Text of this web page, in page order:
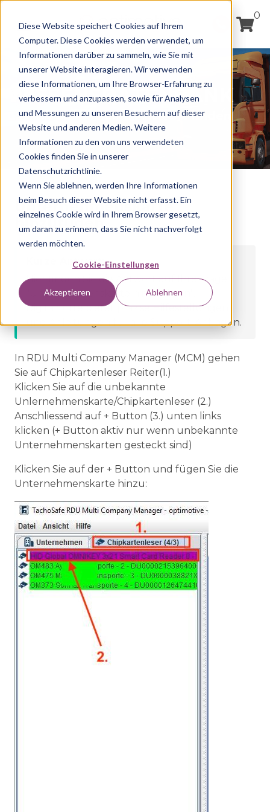
Diese Website speichert Cookies auf Ihrem
Computer. Diese Cookies werden verwendet, um
Informationen darüber zu sammeln, wie Sie mit
unserer Website interagieren. Wir verwenden
diese Informationen, um Ihre Browser-Erfahrung zu
verbessern und anzupassen, sowie für Analysen
und Messungen zu unseren Besuchern auf dieser
Website und anderen Medien. Weitere
Informationen zu den von uns verwendeten
Cookies finden Sie in unserer
Datenschutzrichtlinie.
Wenn Sie ablehnen, werden Ihre Informationen
beim Besuch dieser Website nicht erfasst. Ein
einzelnes Cookie wird in Ihrem Browser gesetzt,
um daran zu erinnern, dass Sie nicht nachverfolgt
werden möchten.
Cookie-Einstellungen
Akzeptieren Ablehnen
0
WISSENSDATENBANK
Lassen Sie uns eine Antwort finden
Unternehmenskarte
hinzufügen
Kurze Antwort:
Hier finden Sie die Antwort auf Ihre Frage:
Unternehmenskarte hinzufügen
Digitalflotte bietet präzise Hilfestellungen
und Anleitungen für alle Support-Anfragen.
In RDU Multi Company Manager (MCM) gehen
Sie auf Chipkartenleser Reiter(1.)
Klicken Sie auf die unbekannte
Unlernehmenskarte/Chipkartenleser (2.)
Anschliessend auf + Button (3.) unten links
klicken (+ Button aktiv nur wenn unbekannte
Unternehmenskarten gesteckt sind)
Klicken Sie auf der + Button und fügen Sie die
Unternehmenskarte hinzu: